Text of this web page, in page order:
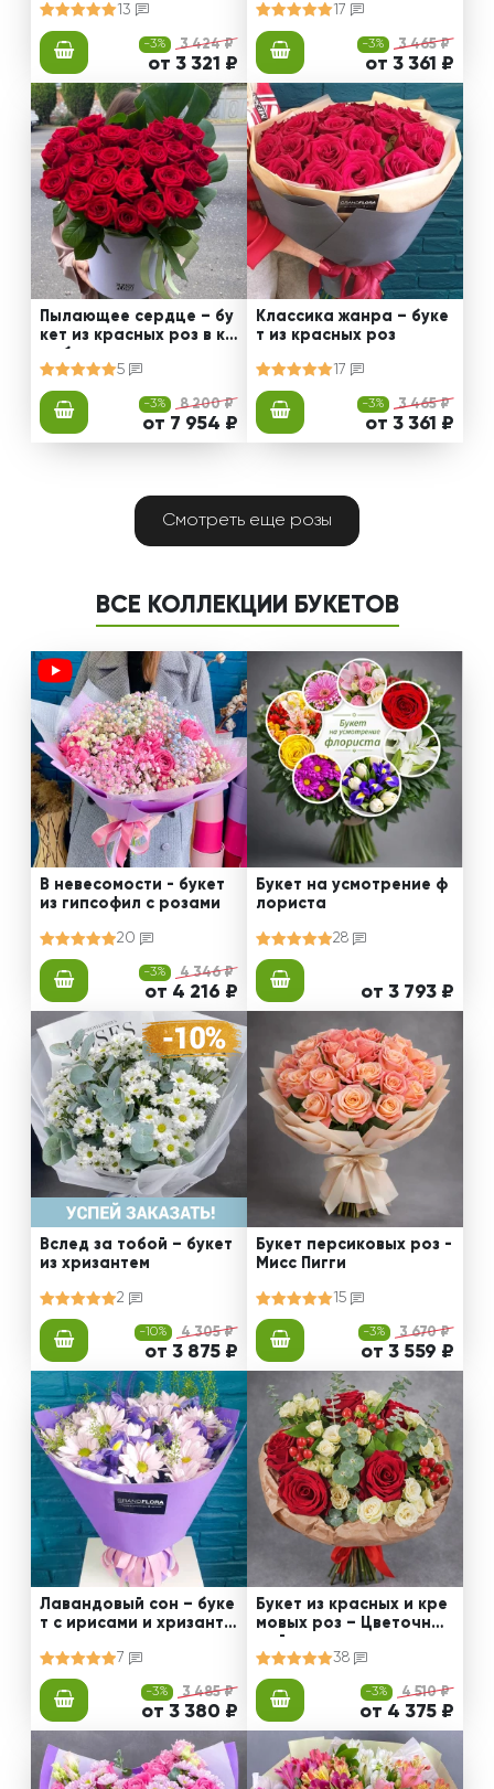
13
-3% 3 424 ₽
от 3 321 ₽
17
-3% 3 465 ₽
от 3 361 ₽
Пылающее сердце – бу
кет из красных роз в ко
робке
5
-3% 8 200 ₽
от 7 954 ₽
Классика жанра – буке
т из красных роз
17
-3% 3 465 ₽
от 3 361 ₽
Смотреть еще розы
ВСЕ КОЛЛЕКЦИИ БУКЕТОВ
В невесомости - букет
из гипсофил с розами
20
-3% 4 346 ₽
от 4 216 ₽
Букет на усмотрение ф
лориста
28
от 3 793 ₽
Вслед за тобой – букет
из хризантем
2
-10% 4 305 ₽
от 3 875 ₽
Букет персиковых роз -
Мисс Пигги
15
-3% 3 670 ₽
от 3 559 ₽
Лавандовый сон – буке
т с ирисами и хризанте
7
-3% 3 485 ₽
от 3 380 ₽
Букет из красных и кре
мовых роз – Цветочный
38
-3% 4 510 ₽
от 4 375 ₽